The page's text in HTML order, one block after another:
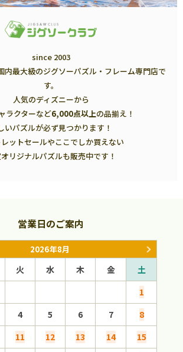
since 2003
内最大級のジグソーパズル・フレーム専門店で
す。
人気のディズニーから
ラクターなど6,000点以上の品揃え！
いパズルが必ず見つかります！
ットセールやここでしか買えない
リジナルパズルも販売中です！
営業日のご案内
2026年8月
火 水 木 金
土
1
4 5 6 7
8
11 12 13 14
15